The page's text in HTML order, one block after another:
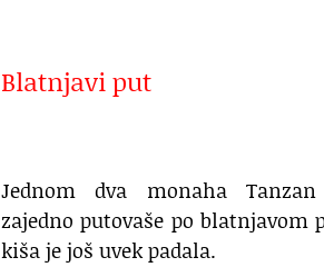
Blatnjavi put
Jednom dva monaha
zajedno putovaše po blatnjavom
kiša je još uvek padala.